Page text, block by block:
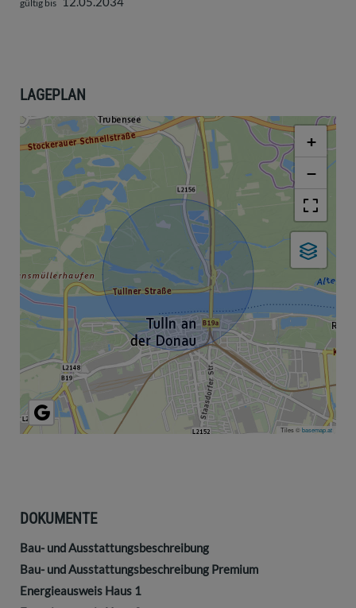
gültig bis
LAGEPLAN
+
−
Tiles ©basemap.at
DOKUMENTE
Bau- und Ausstattungsbeschreibung
Bau- und Ausstattungsbeschreibung Premium
Energieausweis Haus 1